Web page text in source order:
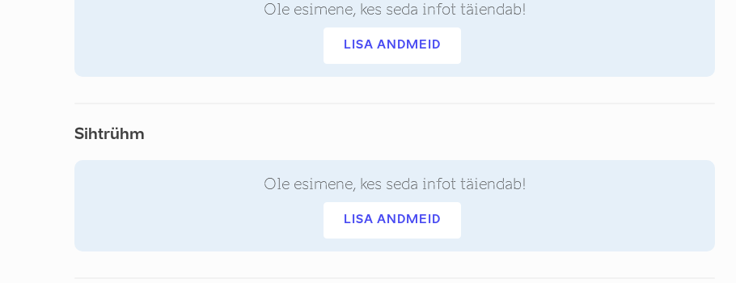
Ole esimene, kes seda infot täiendab!
LISA ANDMEID
Sihtrühm
Ole esimene, kes seda infot täiendab!
LISA ANDMEID